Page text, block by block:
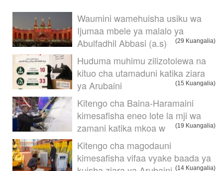
Waumini wamehuisha usiku wa
Ijumaa mbele ya malalo ya
Abulfadhil Abbasi (a.s)
(29 Kuangalia)
Huduma muhimu zilizotolewa na
kituo cha utamaduni katika ziara
ya Arubaini
(15 Kuangalia)
Kitengo cha Baina-Haramaini
kimesafisha eneo lote la mji wa
zamani katika mkoa w
(19 Kuangalia)
Kitengo cha magodauni
kimesafisha vifaa vyake baada ya
(14 Kuangalia)